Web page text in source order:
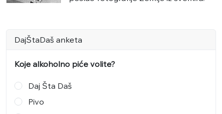
DajŠtaDaš anketa
Koje alkoholno piće volite?
Daj Šta Daš
Pivo